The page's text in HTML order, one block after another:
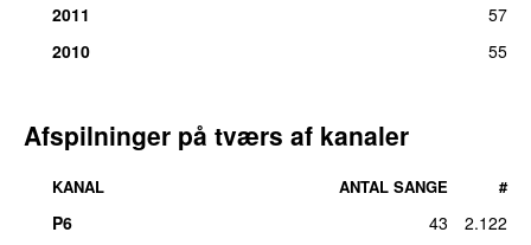
2011
57
2010
55
Afspilninger på tværs af kanaler
KANAL ANTAL SANGE #
P6 43
2.122